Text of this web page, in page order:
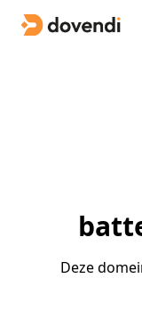
Deze